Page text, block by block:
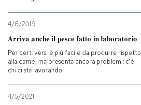
4/6/2019
Arriva anche il pesce fatto in laboratorio
Per certi versi è più facile da produrre rispetto
alla carne, ma presenta ancora problemi: c'è
chi ci sta lavorando
4/5/2021